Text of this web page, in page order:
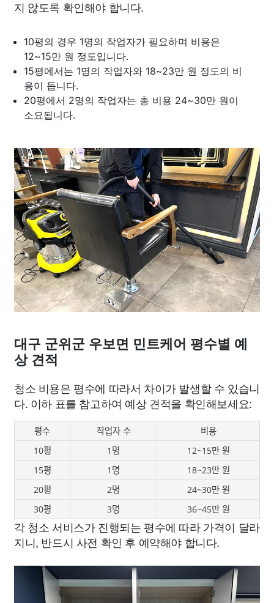
지 않도록 확인해야 합니다.
10평의 경우 1명의 작업자가 필요하며 비용은
12~15만 원 정도입니다.
15평에서는 1명의 작업자와 18~23만 원 정도의 비
용이 듭니다.
20평에서 2명의 작업자는 총 비용 24~30만 원이
소요됩니다.
대구 군위군 우보면 민트케어 평수별 예
상 견적
청소 비용은 평수에 따라서 차이가 발생할 수 있습니
다. 이하 표를 참고하여 예상 견적을 확인해보세요:
평수 작업자 수
비용
10평
1명
12~15만 원
15평
1명
18~23만 원
20평
2명
24~30만 원
30평
3명 36~45만 원
각 청소 서비스가 진행되는 평수에 따라 가격이 달라
지니, 반드시 사전 확인 후 예약해야 합니다.